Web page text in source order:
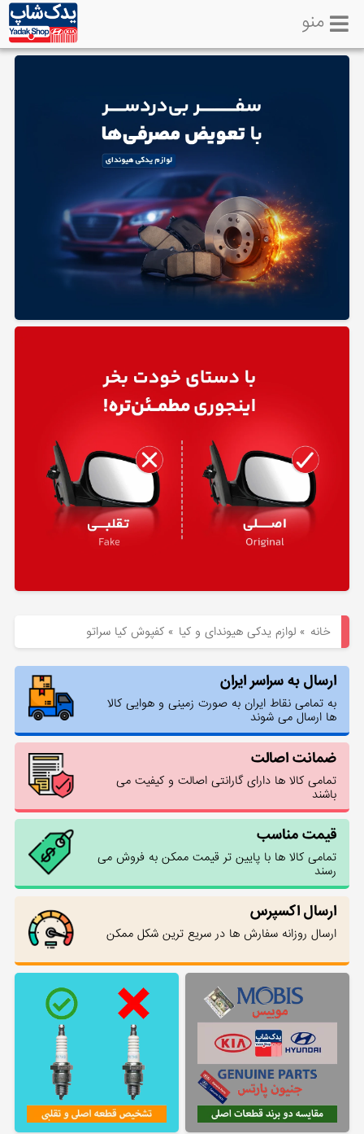
لوازم
منو
خانه »لوازم یدکی هیوندای و کیا »کفپوش کیا سراتو
ارسال به سراسر ایران
به تمامی نقاط ایران به صورت زمینی و هوایی کالا
ها ارسال می شوند
ضمانت اصالت
تمامی کالا ها دارای گارانتی اصالت و کیفیت می
باشند
قیمت مناسب
تمامی کالا ها با پایین تر قیمت ممکن به فروش می
رسند
ارسال اکسپرس
ارسال روزانه سفارش ها در سریع ترین شکل ممکن